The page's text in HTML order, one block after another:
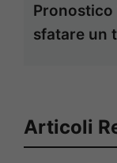
Pronostico
sfatare un
Articoli